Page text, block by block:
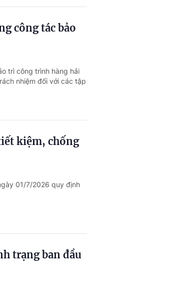
công tác bảo
trì công trình hàng hải
nhiệm đối với các tập
kiệm, chống
01/7/2026 quy định
trạng ban đầu